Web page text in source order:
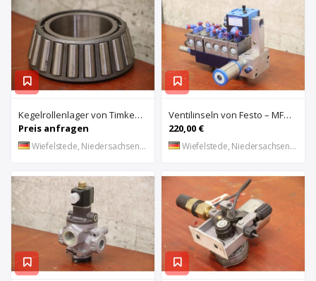
Kegelrollenlager von Timken – HH421246 C
Preis anfragen
Wiefelstede, Niedersachsen, DE
Ventilinseln von Festo – MFHE-3-1/4 MFH-5-1/4
220,00 €
Wiefelstede, Niedersachsen, DE